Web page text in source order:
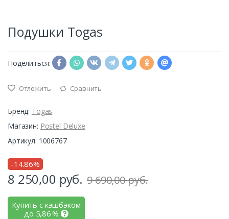
Подушки Togas
Поделиться:
Отложить Сравнить
Бренд: Togas
Магазин: Postel Deluxe
Артикул: 1006767
-14.86%
8 250,00 руб. 9 690,00 руб.
Купить с кэшбэком
до 5,86%